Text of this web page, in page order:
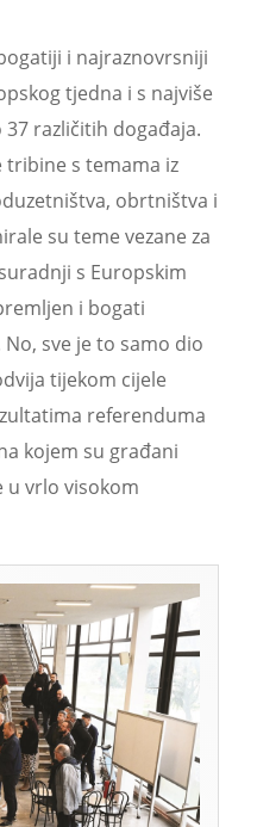
i najraznovrsniji
tjedna i s najviše
različitih događaja.
s temama iz
obrtništva i
su teme vezane za
s Europskim
i bogati
sve je to samo dio
tijekom cijele
referenduma
kojem su građani
u vrlo visokom